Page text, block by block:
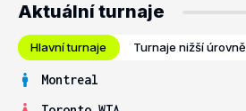
Aktuální turnaje
Hlavní turnaje Turnaje nižší úrovně
Montreal